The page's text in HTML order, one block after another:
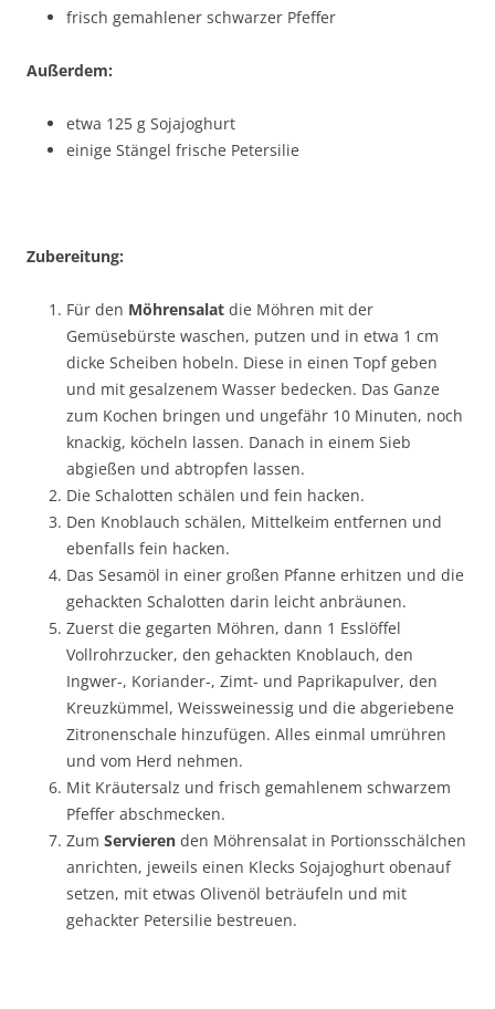
frisch gemahlener schwarzer Pfeffer
Außerdem:
etwa 125 g Sojajoghurt
einige Stängel frische Petersilie
Zubereitung:
Für den Möhrensalat die Möhren mit der
Gemüsebürste waschen, putzen und in etwa 1 cm
dicke Scheiben hobeln. Diese in einen Topf geben
und mit gesalzenem Wasser bedecken. Das Ganze
zum Kochen bringen und ungefähr 10 Minuten, noch
knackig, köcheln lassen. Danach in einem Sieb
abgießen und abtropfen lassen.
Die Schalotten schälen und fein hacken.
Den Knoblauch schälen, Mittelkeim entfernen und
ebenfalls fein hacken.
Das Sesamöl in einer großen Pfanne erhitzen und die
gehackten Schalotten darin leicht anbräunen.
Zuerst die gegarten Möhren, dann 1 Esslöffel
Vollrohrzucker, den gehackten Knoblauch, den
Ingwer-, Koriander-, Zimt- und Paprikapulver, den
Kreuzkümmel, Weissweinessig und die abgeriebene
Zitronenschale hinzufügen. Alles einmal umrühren
und vom Herd nehmen.
Mit Kräutersalz und frisch gemahlenem schwarzem
Pfeffer abschmecken.
Zum Servieren den Möhrensalat in Portionsschälchen
anrichten, jeweils einen Klecks Sojajoghurt obenauf
setzen, mit etwas Olivenöl beträufeln und mit
gehackter Petersilie bestreuen.